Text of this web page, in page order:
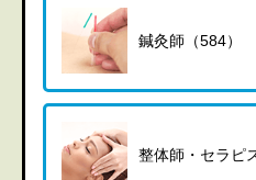
鍼灸師（584）
整体師・セラピ